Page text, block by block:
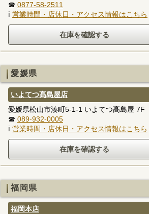
☎ 0877-58-2511
ℹ 営業時間・店休日・アクセス情報はこちら
愛媛県
いよてつ髙島屋店
愛媛県松山市湊町5-1-1 いよてつ髙島屋 7F
☎ 089-932-0005
ℹ 営業時間・店休日・アクセス情報はこちら
福岡県
福岡本店